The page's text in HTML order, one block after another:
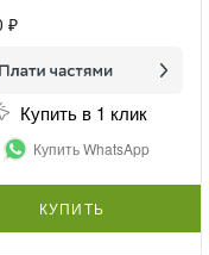
₽
Купить в 1 клик
Купить WhatsApp
КУПИТЬ